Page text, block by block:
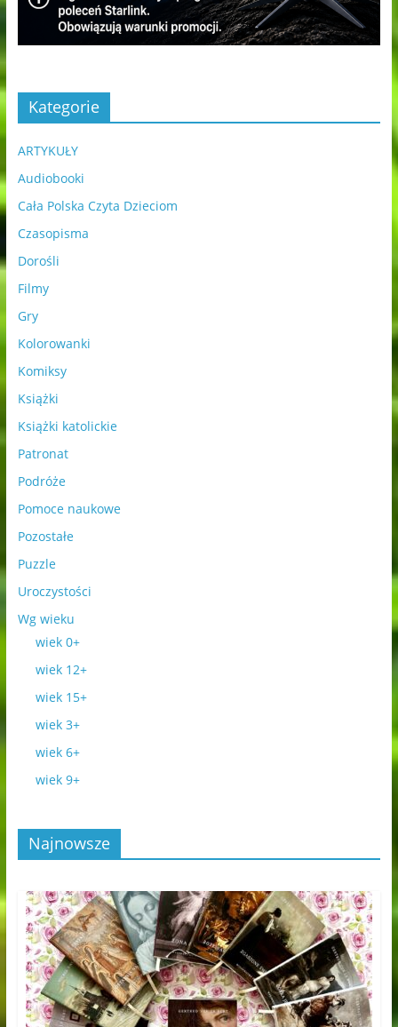
Kategorie
ARTYKUŁY
Audiobooki
Cała Polska Czyta Dzieciom
Czasopisma
Dorośli
Filmy
Gry
Kolorowanki
Komiksy
Książki
Książki katolickie
Patronat
Podróże
Pomoce naukowe
Pozostałe
Puzzle
Uroczystości
Wg wieku
wiek 0+
wiek 12+
wiek 15+
wiek 3+
wiek 6+
wiek 9+
Najnowsze